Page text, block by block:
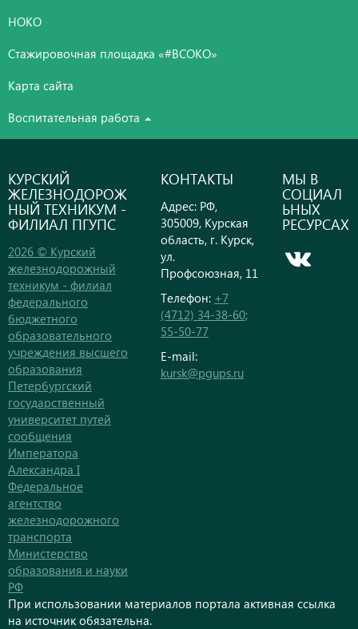
НОКО
Стажировочная площадка «#ВСОКО»
Карта сайта
Воспитательная работа
КУРСКИЙ
ЖЕЛЕЗНОДОРОЖ
НЫЙ ТЕХНИКУМ -
ФИЛИАЛ ПГУПС
2026 © Курский
железнодорожный
техникум - филиал
федерального
бюджетного
образовательного
учреждения высшего
образования
Петербургский
государственный
университет путей
сообщения
Императора
Александра I
Федеральное
агентство
железнодорожного
транспорта
Министерство
образования и науки
РФ
КОНТАКТЫ
Адрес: РФ,
305009, Курская
область, г. Курск,
ул.
Профсоюзная, 11
Телефон: +7
(4712) 34-38-60;
55-50-77
E-mail:
kursk@pgups.ru
МЫ В
СОЦИАЛ
ЬНЫХ
РЕСУРСАХ
При использовании материалов портала активная ссылка
на источник обязательна.